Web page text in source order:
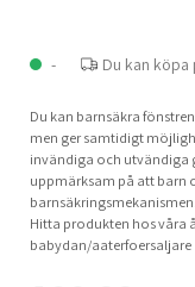
- Du kan
Du kan barnsäkra
men ger samtidigt
invändiga och utvändiga
uppmärksam på att barn
barnsäkringsmekanismen.
Hitta produkten hos våra
babydan/aaterfoersaljare